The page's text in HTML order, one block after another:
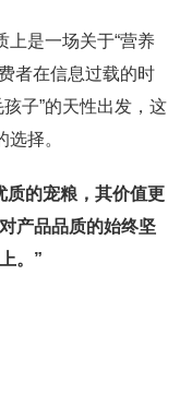
上是一场关于“营养
者在信息过载的时
子”的天性出发，这
择。
质的宠粮，其价值更
产品品质的始终坚
。”